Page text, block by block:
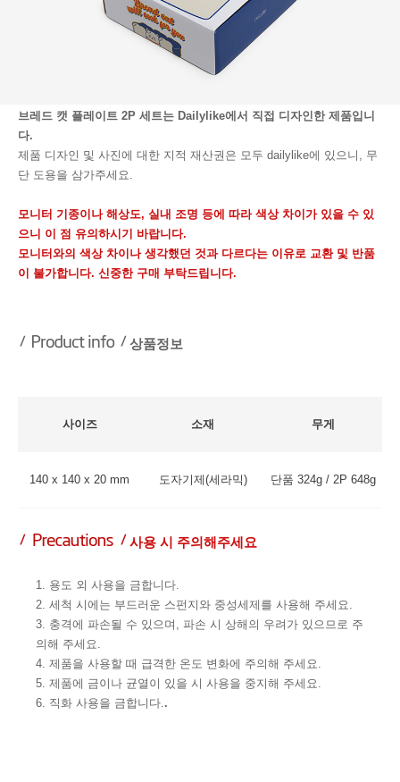
브레드 캣 플레이트 2P 세트는 Dailylike에서 직접 디자인한 제품입니
다.
제품 디자인 및 사진에 대한 지적 재산권은 모두 dailylike에 있으니, 무
단 도용을 삼가주세요.
모니터 기종이나 해상도, 실내 조명 등에 따라 색상 차이가 있을 수 있
으니 이 점 유의하시기 바랍니다.
모니터와의 색상 차이나 생각했던 것과 다르다는 이유로 교환 및 반품
이 불가합니다. 신중한 구매 부탁드립니다.
상품정보
사이즈 소재 무게
140 x 140 x 20 mm 도자기제(세라믹) 단품 324g / 2P 648g
사용 시 주의해주세요
1. 용도 외 사용을 금합니다.
2. 세척 시에는 부드러운 스펀지와 중성세제를 사용해 주세요.
3. 충격에 파손될 수 있으며, 파손 시 상해의 우려가 있으므로 주
의해 주세요.
4. 제품을 사용할 때 급격한 온도 변화에 주의해 주세요.
5. 제품에 금이나 균열이 있을 시 사용을 중지해 주세요.
6. 직화 사용을 금합니다..